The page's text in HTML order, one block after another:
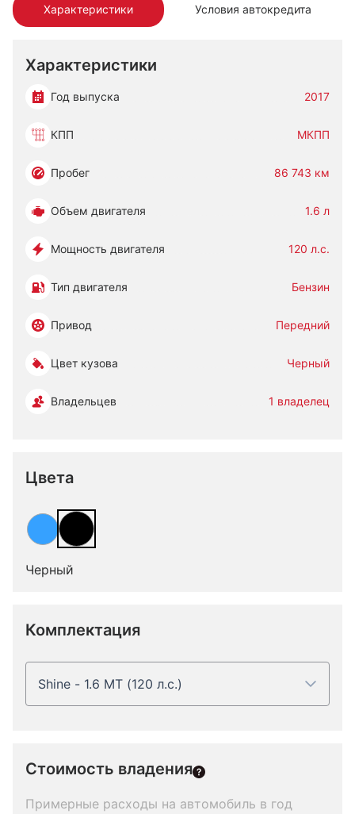
Характеристики Условия автокредита
Характеристики
Год выпуска 2017
КПП МКПП
Пробег 86 743 км
Объем двигателя 1.6 л
Мощность двигателя 120 л.с.
Тип двигателя Бензин
Привод Передний
Цвет кузова Черный
Владельцев 1 владелец
Цвета
Черный
Комплектация
Shine - 1.6 MT (120 л.с.)
Стоимость владения
Примерные расходы на автомобиль в год